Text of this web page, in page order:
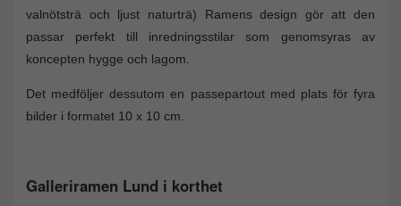
valnötsträ och ljust naturträ) Ramens design gör att den
passar perfekt till inredningsstilar som genomsyras av
koncepten hygge och lagom.
Det medföljer dessutom en passepartout med plats för fyra
bilder i formatet 10 x 10 cm.
Galleriramen Lund i korthet